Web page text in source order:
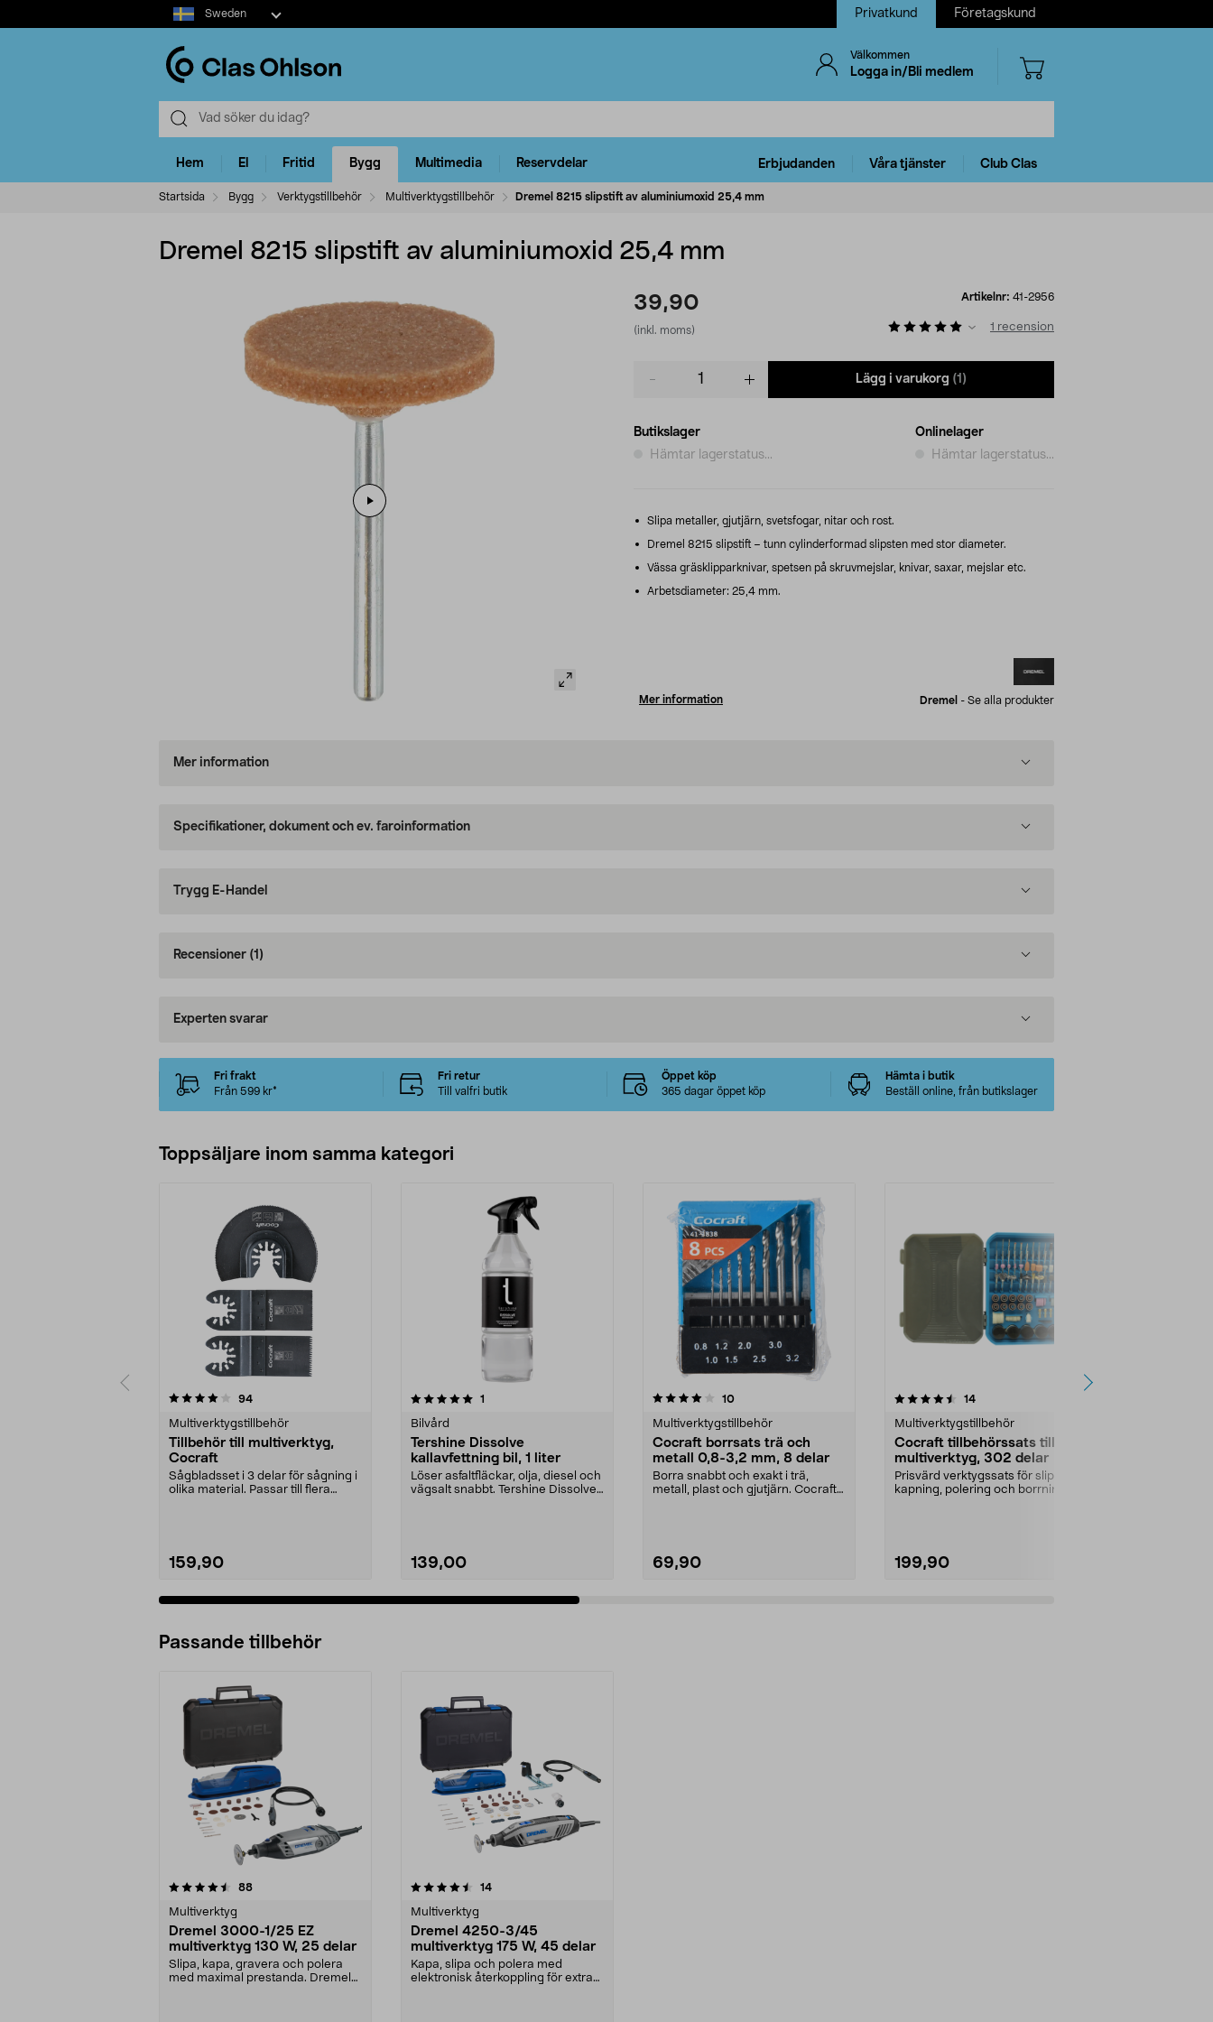
Select
market
Sweden Privatkund Företagskund
Välkommen
Logga in/Bli medlem
Hem El Fritid Bygg Multimedia Reservdelar Erbjudanden Våra tjänster Club Clas
Startsida Bygg Verktygstillbehör Multiverktygstillbehör Dremel 8215 slipstift av aluminiumoxid 25,4 mm
Dremel 8215 slipstift av aluminiumoxid 25,4 mm
39,90
(inkl. moms)
Artikelnr: 41-2956
1 recension
Lägg i varukorg (1)
Butikslager
Hämtar lagerstatus...
Onlinelager
Hämtar lagerstatus...
Slipa metaller, gjutjärn, svetsfogar, nitar och rost.
Dremel 8215 slipstift – tunn cylinderformad slipsten med stor diameter.
Vässa gräsklipparknivar, spetsen på skruvmejslar, knivar, saxar, mejslar etc.
Arbetsdiameter: 25,4 mm.
Mer information Dremel - Se alla produkter
Mer information
Specifikationer, dokument och ev. faroinformation
Trygg E-Handel
Recensioner (1)
Experten svarar
Fri frakt
Från 599 kr*
Fri retur
Till valfri butik
Öppet köp
365 dagar öppet köp
Hämta i butik
Beställ online, från butikslager
Toppsäljare inom samma kategori
94recensioner
Multiverktygstillbehör
Tillbehör till multiverktyg,
Cocraft
Sågbladsset i 3 delar för sågning i
olika material. Passar till flera
159,90
5.0 av 5 stjärnor 1
Bilvård
Tershine Dissolve
kallavfettning bil, 1 liter
Löser asfaltfläckar, olja, diesel och
vägsalt snabbt. Tershine Dissolve
139,00
4.0 av 5 stjärnor 10recensioner
Multiverktygstillbehör
Cocraft borrsats trä och
metall 0,8-3,2 mm, 8 delar
Borra snabbt och exakt i trä,
metall, plast och gjutjärn. Cocraft
69,90
4.5 av 5 stjärnor 14recensioner
Multiverktygstillbehör
Cocraft tillbehörssats till
multiverktyg, 302 delar
Prisvärd verktygssats för slipning,
kapning, polering och borrning.
199,90
4.5 av 5 stjärnor
Passande tillbehör
88recensioner
Multiverktyg
Dremel 3000-1/25 EZ
multiverktyg 130 W, 25 delar
Slipa, kapa, gravera och polera
med maximal prestanda. Dremel
4.5av 5 stjärnor 14recensioner
Multiverktyg
Dremel 4250-3/45
multiverktyg 175 W, 45 delar
Kapa, slipa och polera med
elektronisk återkoppling för extra